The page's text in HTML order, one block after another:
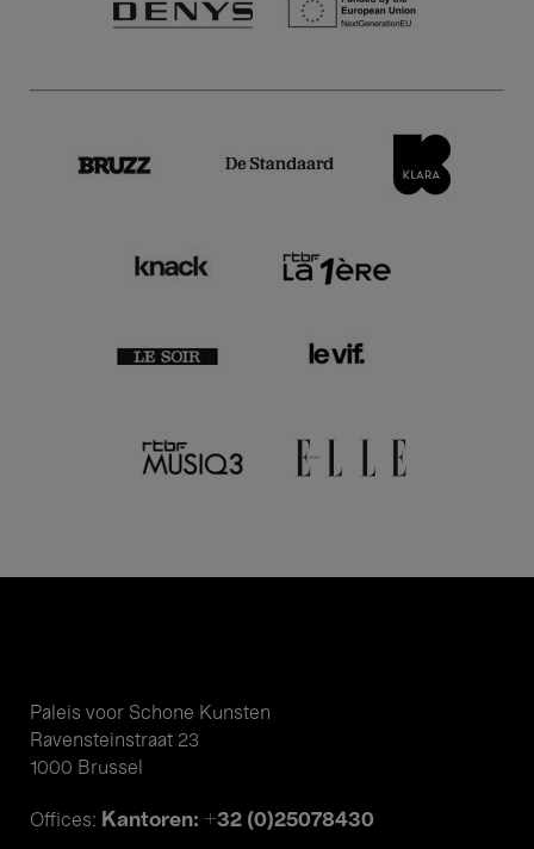
Paleis voor Schone Kunsten
Ravensteinstraat 23
1000 Brussel
Offices: Kantoren: +32 (0)25078430